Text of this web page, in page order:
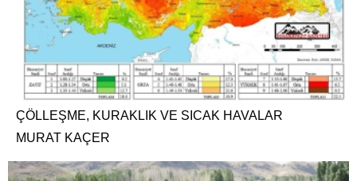
ÇÖLLEŞME, KURAKLIK VE SICAK HAVALAR
MURAT KAÇER